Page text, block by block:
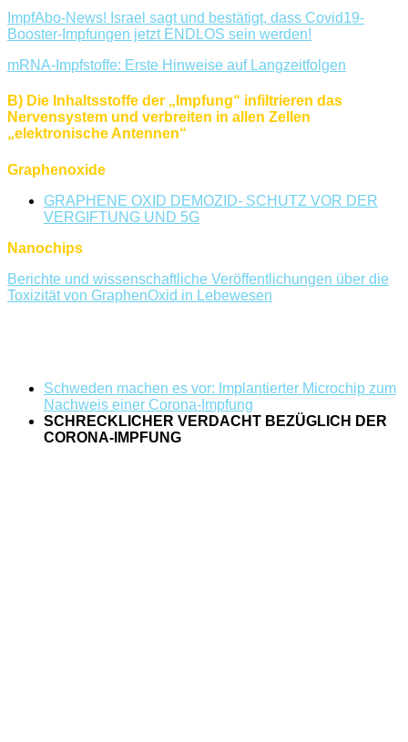
ImpfAbo-News! Israel sagt und bestätigt, dass Covid19-
Booster-Impfungen jetzt ENDLOS sein werden!
mRNA-Impfstoffe: Erste Hinweise auf Langzeitfolgen
B) Die Inhaltsstoffe der „Impfung“ infiltrieren das
Nervensystem und verbreiten in allen Zellen
„elektronische Antennen“
Graphenoxide
GRAPHENE OXID DEMOZID- SCHUTZ VOR DER
VERGIFTUNG UND 5G
Nanochips
Berichte und wissenschaftliche Veröffentlichungen über die
Toxizität von GraphenOxid in Lebewesen
Schweden machen es vor: Implantierter Microchip zum
Nachweis einer Corona-Impfung
SCHRECKLICHER VERDACHT BEZÜGLICH DER
CORONA-IMPFUNG